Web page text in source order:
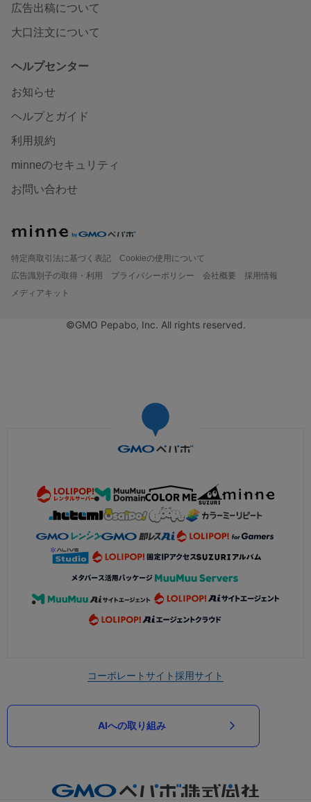
広告出稿について
大口注文について
ヘルプセンター
お知らせ
ヘルプとガイド
利用規約
minneのセキュリティ
お問い合わせ
特定商取引法に基づく表記
Cookieの使用について
広告識別子の取得・利用
プライバシーポリシー 会社概要
採用情報
メディアキット
©GMO Pepabo, Inc. All rights reserved.
コーポレートサイト採用サイト
AIへの取り組み